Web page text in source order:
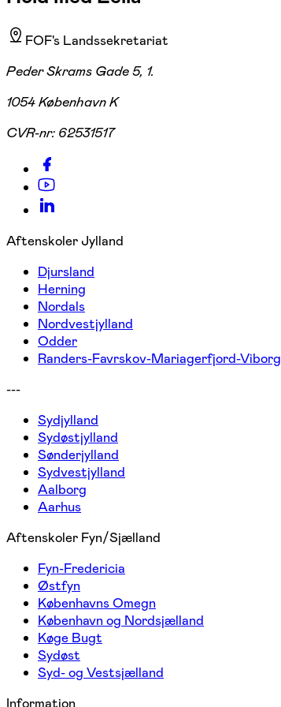
FOF's Landssekretariat
Peder Skrams Gade 5, 1.
1054 København K
CVR-nr: 62531517
Aftenskoler Jylland
Djursland
Herning
Nordals
Nordvestjylland
Odder
Randers-Favrskov-Mariagerfjord-Viborg
---
Sydjylland
Sydøstjylland
Sønderjylland
Sydvestjylland
Aalborg
Aarhus
Aftenskoler Fyn/Sjælland
Fyn-Fredericia
Østfyn
Københavns Omegn
København og Nordsjælland
Køge Bugt
Sydøst
Syd- og Vestsjælland
Information